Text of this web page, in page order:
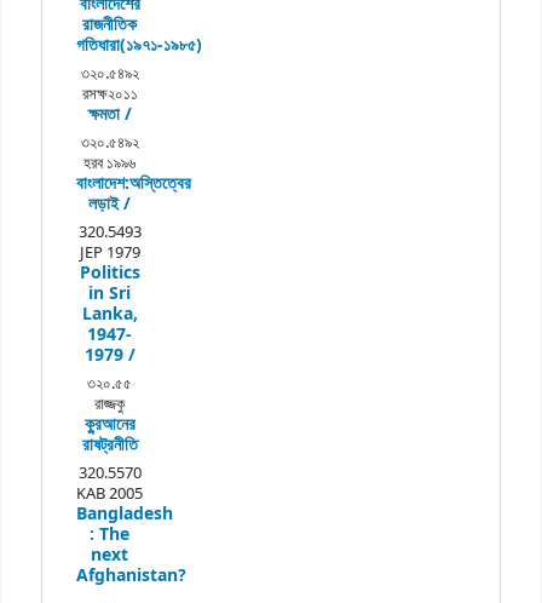
রাজনীতিক
গতিধারা(১৯৭১-১৯৮৫)
৩২০.৫৪৯২
রসক্ষ২০১১
ক্ষমতা /
৩২০.৫৪৯২
হরব ১৯৯৬
বাংলাদেশ:অস্তিত্বের
লড়াই /
320.5493
JEP 1979
Politics
in Sri
Lanka,
1947-
1979 /
৩২০.৫৫
রাজ্জকু
কু্রআনের
রাষট্রনীতি
320.5570
KAB 2005
Bangladesh
: The
next
Afghanistan?